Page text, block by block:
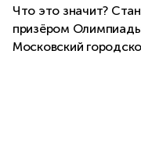
Что это значит?
призёром
Московский